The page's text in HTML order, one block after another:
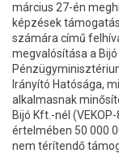
március 27-én
képzések
számára című
megvalósítása a
Irányító Hatósága,
alkalmasnak
Bijó Kft.-nél
értelmében 50 000
nem térítendő